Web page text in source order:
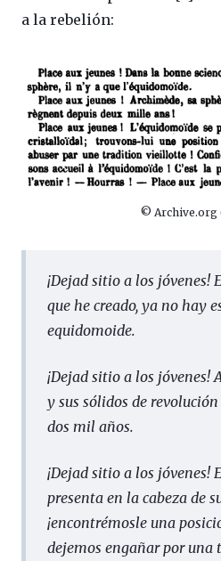
a la rebelión:
© Archive.org
¡Dejad sitio a los jóvenes!
que he creado, ya no hay
equidomoide.
¡Dejad sitio a los jóvenes!
y sus sólidos de
dos mil años.
¡Dejad sitio a los jóvenes!
presenta en la cabeza de
¡encontrémosle una
dejemos engañar por una